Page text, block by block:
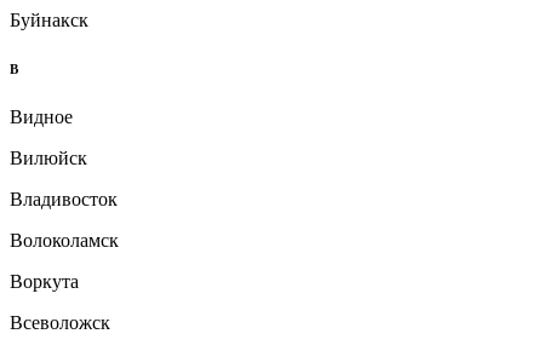
Буйнакск
В
Видное
Вилюйск
Владивосток
Волоколамск
Воркута
Всеволожск